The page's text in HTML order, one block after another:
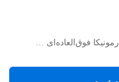
فوق‌العاده‌ای …